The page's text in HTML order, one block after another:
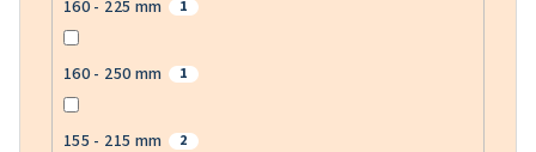
160 - 225 mm 1
160 - 250 mm 1
155 - 215 mm 2